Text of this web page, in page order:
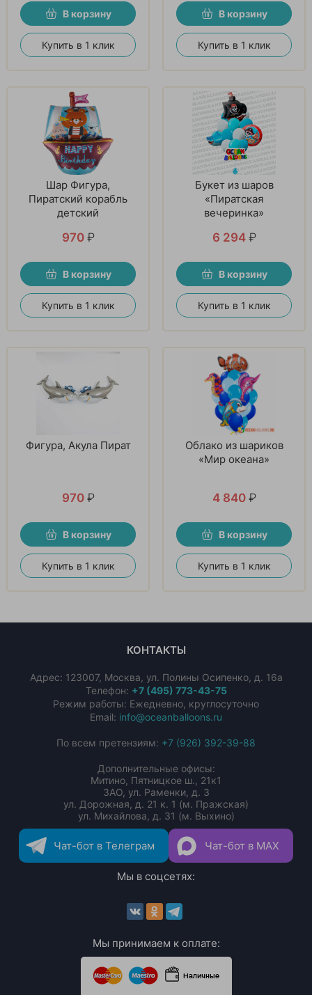
В корзину
Купить в 1 клик
В корзину
Купить в 1 клик
Шар Фигура,
Пиратский корабль
детский
970 ₽
В корзину
Купить в 1 клик
Букет из шаров
«Пиратская
вечеринка»
6 294 ₽
В корзину
Купить в 1 клик
Фигура, Акула Пират
970 ₽
В корзину
Купить в 1 клик
Облако из шариков
«Мир океана»
4 840 ₽
В корзину
Купить в 1 клик
КОНТАКТЫ
Адрес: 123007, Москва, ул. Полины Осипенко, д. 16а
Телефон: +7 (495) 773-43-75
Режим работы: Ежедневно, круглосуточно
Email: info@oceanballoons.ru
По всем претензиям: +7 (926) 392-39-88
Дополнительные офисы:
Митино, Пятницкое ш., 21к1
ЗАО, ул. Раменки, д. 3
ул. Дорожная, д. 21 к. 1 (м. Пражская)
ул. Михайлова, д. 31 (м. Выхино)
Чат-бот в Телеграм Чат-бот в MAX
Мы в соцсетях:
Мы принимаем к оплате: